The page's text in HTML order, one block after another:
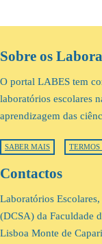
Sobre os
O portal LABES tem
laboratórios escolares
aprendizagem das
SABER MAIS
Contactos
Laboratórios
(DCSA) da Faculdade
Lisboa Monte de